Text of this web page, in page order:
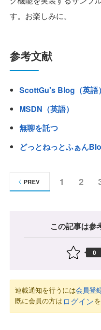
す。お楽しみに。
参考文献
ScottGu's Blog（英語）
MSDN（英語）
無聊を託つ
どっとねっとふぁん
1 2
PREV
この記事は参
0
連載通知を行うには会員登
既に会員の方は ログイン